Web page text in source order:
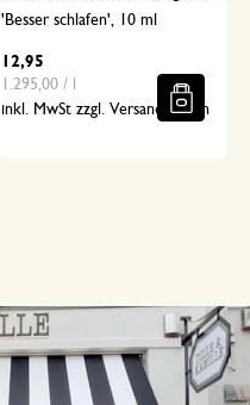
'Besser schlafen', 10 ml
12,95
1.295,00 / l
inkl. MwSt zzgl. Versandkosten